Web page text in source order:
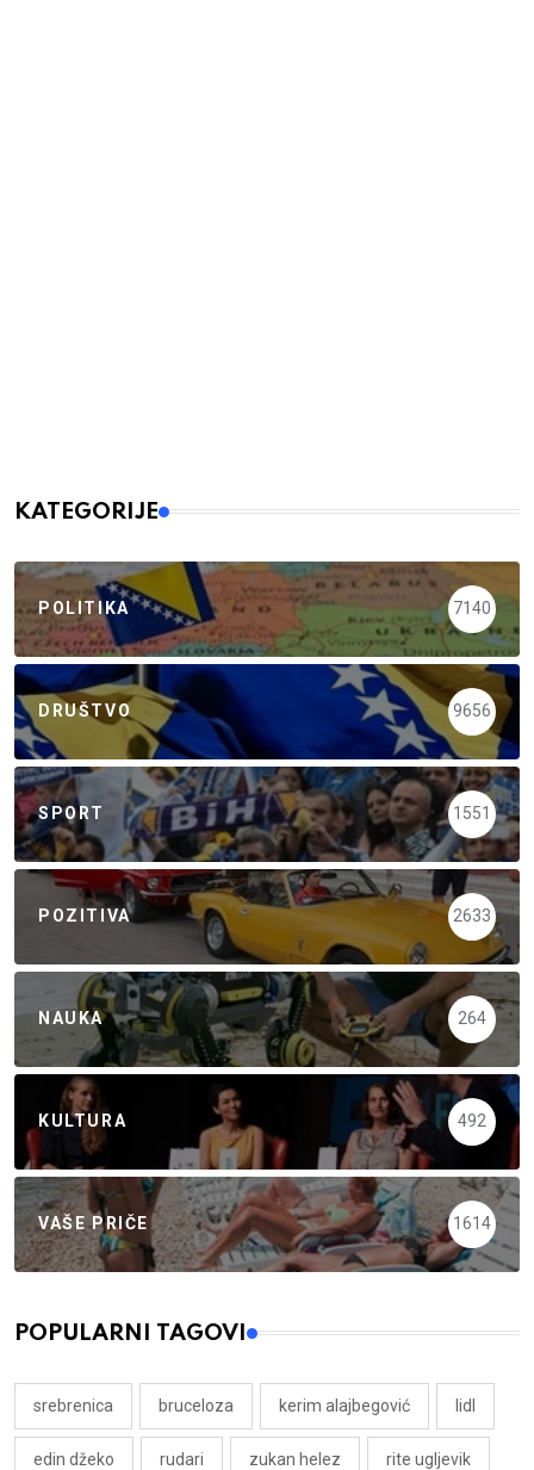
KATEGORIJE
POLITIKA 7140
DRUŠTVO 9656
SPORT 1551
POZITIVA 2633
NAUKA 264
KULTURA 492
VAŠE PRIČE 1614
POPULARNI TAGOVI
srebrenica bruceloza kerim alajbegović lidl
edin džeko rudari zukan helez rite ugljevik